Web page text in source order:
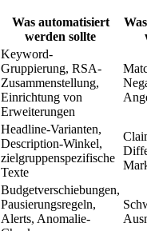
Was automatisiert
werden sollte
Keyword-
Gruppierung, RSA-
Zusammenstellung,
Einrichtung von
Erweiterungen
Headline-Varianten,
Description-Winkel,
zielgruppenspezifische
Texte
Budgetverschiebungen,
Pausierungsregeln,
Alerts, Anomalie-